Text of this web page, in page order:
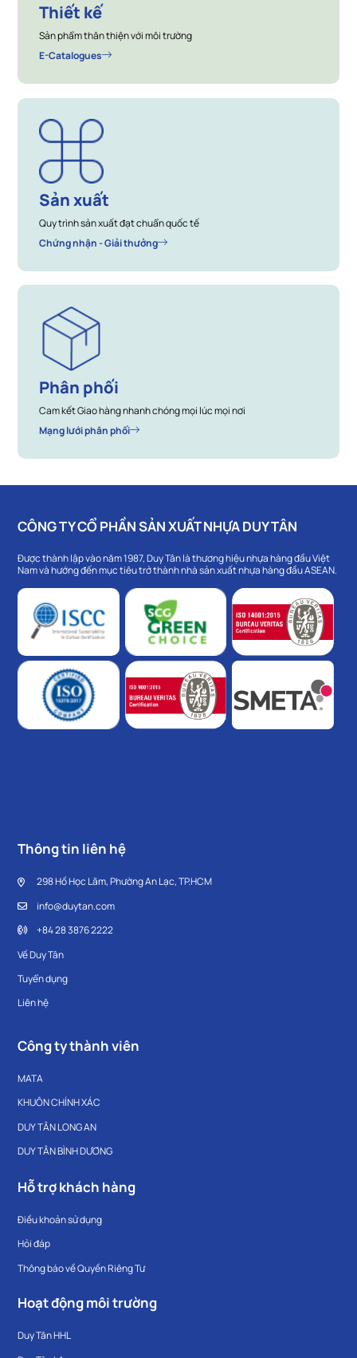
Thiết kế
Sản phẩm thân thiện với môi trường
E-Catalogues
Sản xuất
Quy trình sản xuất đạt chuẩn quốc tế
Chứng nhận - Giải thưởng
Phân phối
Cam kết Giao hàng nhanh chóng mọi lúc mọi nơi
Mạng lưới phân phối
CÔNG TY CỔ PHẦN SẢN XUẤT NHỰA DUY TÂN
Được thành lập vào năm 1987, Duy Tân là thương hiệu nhựa hàng đầu Việt
Nam và hướng đến mục tiêu trở thành nhà sản xuất nhựa hàng đầu ASEAN.
Thông tin liên hệ
298 Hồ Học Lãm, Phường An Lạc, TP.HCM
info@duytan.com
+84 28 3876 2222
Về Duy Tân
Tuyển dụng
Liên hệ
Công ty thành viên
MATA
KHUÔN CHÍNH XÁC
DUY TÂN LONG AN
DUY TÂN BÌNH DƯƠNG
Hỗ trợ khách hàng
Điều khoản sử dụng
Hỏi đáp
Thông báo về Quyền Riêng Tư
Hoạt động môi trường
Duy Tân HHL